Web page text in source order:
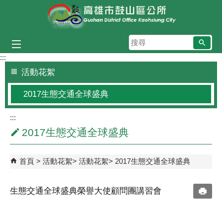
跳到主要內容區塊
搜
尋
:::
活動花絮
2017生態交通全球盛典
:::
2017生態交通全球盛典
首頁 活動花絮 活動花絮 2017生態交通全球盛典
生態交通全球盛典榮譽大使顧問團講習會